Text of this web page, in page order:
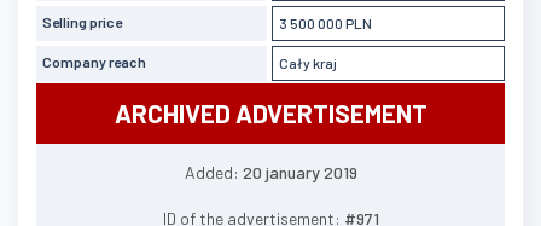
Selling price 3 500 000 PLN
Company reach Cały kraj
ARCHIVED ADVERTISEMENT
Added: 20 january 2019
ID of the advertisement: #971